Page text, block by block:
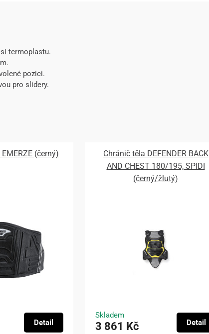
termoplastu.
pozici.
pro slidery.
(černý)
Detail
Chránič těla DEFENDER BACK
AND CHEST 180/195, SPIDI
(černý/žlutý)
Skladem
3 861 Kč Detail